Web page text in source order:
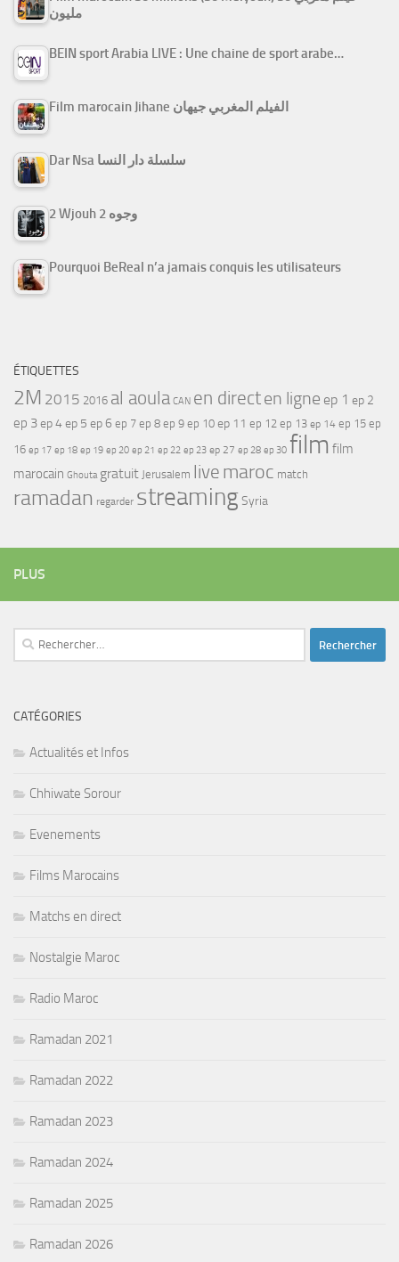
مليون
BEIN sport Arabia LIVE : Une chaine de sport arabe…
Film marocain Jihane الفيلم المغربي جيهان
Dar Nsa سلسلة دار النسا
2 Wjouh 2 وجوه
Pourquoi BeReal n’a jamais conquis les utilisateurs
ÉTIQUETTES
2M 2015 2016 al aoula CAN en directen ligne ep 1 ep 2
ep 3ep 4ep 5 ep 6 ep 7 ep 8 ep 9 ep 10 ep 11 ep 12 ep 13 ep 14 ep 15 ep
16 ep 17 ep 18 ep 19 ep 20 ep 21 ep 22 ep 23 ep 27 ep 28 ep 30 film film
marocain Ghouta gratuit Jerusalem live maroc match
ramadan regarder streamingSyria
PLUS
Rechercher :
CATÉGORIES
Actualités et Infos
Chhiwate Sorour
Evenements
Films Marocains
Matchs en direct
Nostalgie Maroc
Radio Maroc
Ramadan 2021
Ramadan 2022
Ramadan 2023
Ramadan 2024
Ramadan 2025
Ramadan 2026